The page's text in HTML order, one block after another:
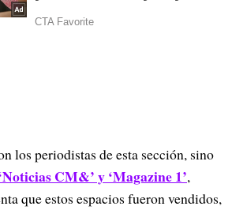
los periodistas de esta sección, sino
CM&’ y ‘Magazine 1’,
que estos espacios fueron vendidos,